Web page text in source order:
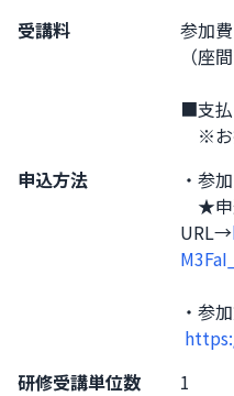
受講料
参加
（座
■支払
※お
申込方法
・参
★申
URL→
・参
研修受講単位数
1